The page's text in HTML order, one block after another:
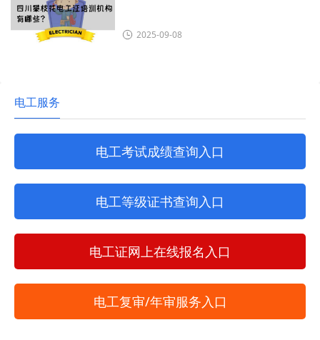
2025-09-08
电工服务
电工考试成绩查询入口
电工等级证书查询入口
电工证网上在线报名入口
电工复审/年审服务入口